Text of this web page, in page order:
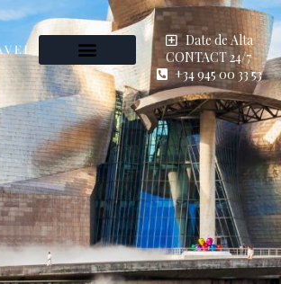
Date de Alta
CONTACT 24/7
+34 945 00 33 53